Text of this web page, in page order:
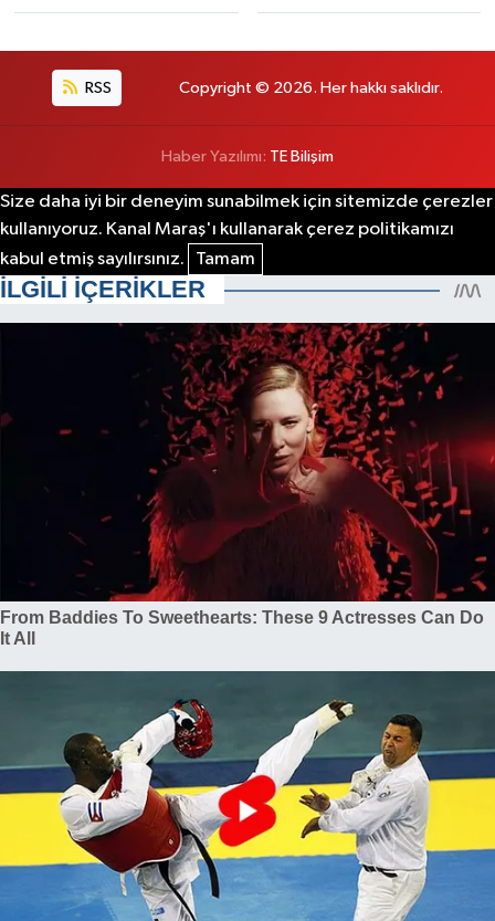
RSS Copyright © 2026. Her hakkı saklıdır.
Haber Yazılımı: TE Bilişim
Size daha iyi bir deneyim sunabilmek için sitemizde çerezler
kullanıyoruz. Kanal Maraş'ı kullanarak çerez politikamızı
kabul etmiş sayılırsınız.
Tamam